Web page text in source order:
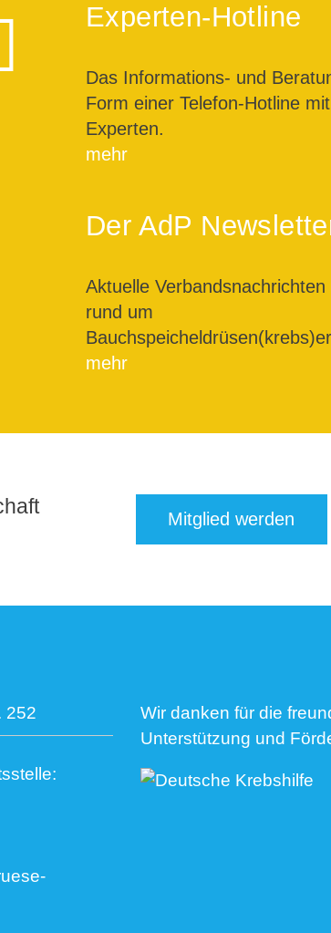
Experten-Hotline
Das Informations- und
Form einer Telefon-Hotline
Experten.
mehr
Der AdP
Aktuelle
rund um
mehr
Mitglied werden
252
Wir danken für die
Unterstützung und